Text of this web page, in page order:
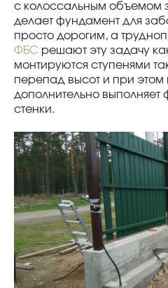
с колоссальным объемом
делает фундамент для
просто дорогим, а
ФБС решают эту задачу
монтируются ступенями
перепад высот и при этом
дополнительно
стенки.